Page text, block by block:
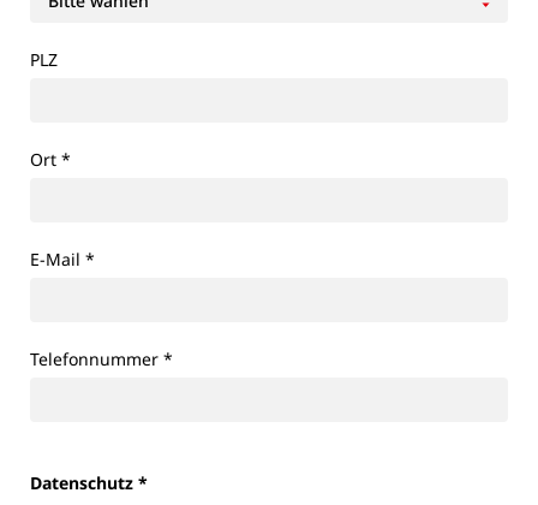
PLZ
Ort *
E-Mail *
Telefonnummer *
Datenschutz *